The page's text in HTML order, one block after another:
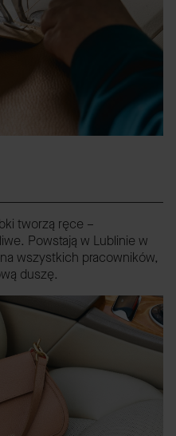
tworzą ręce –
Powstają w Lublinie w
wszystkich pracowników,
duszę.